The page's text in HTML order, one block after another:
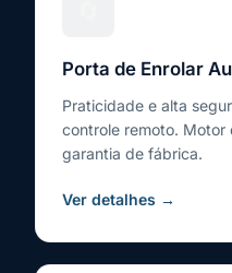
Porta de Enrolar
Praticidade e alta
controle remoto. Motor
garantia de fábrica.
Ver detalhes →